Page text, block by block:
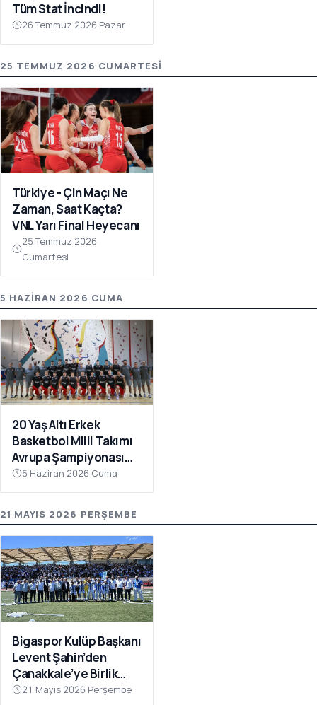
Tüm Stat İncindi!
26 Temmuz 2026 Pazar
25 TEMMUZ 2026 CUMARTESI
Türkiye - Çin Maçı Ne
Zaman, Saat Kaçta?
VNL Yarı Final Heyecanı
25 Temmuz 2026
Cumartesi
5 HAZIRAN 2026 CUMA
20 Yaş Altı Erkek
Basketbol Milli Takımı
Avrupa Şampiyonası
Hazırlıkları İçin
Çanakkale’de Kampa
5 Haziran 2026 Cuma
21 MAYIS 2026 PERŞEMBE
Bigaspor Kulüp Başkanı
Levent Şahin’den
Çanakkale’ye Birlik
Çağrısı
21 Mayıs 2026 Perşembe